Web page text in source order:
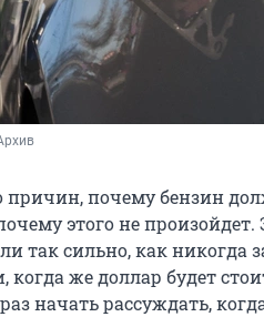
причин, почему бензин
этого не
так сильно, как никогда
же доллар будет
начать рассуждать,